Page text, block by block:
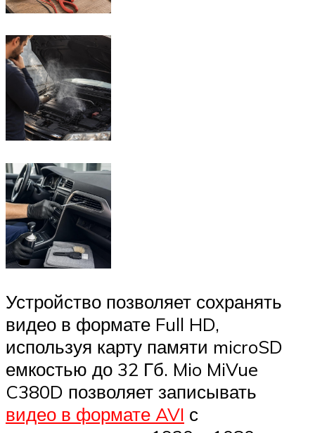
Устройство позволяет сохранять
видео в формате Full HD,
используя карту памяти microSD
емкостью до 32 Гб. Mio MiVue
C380D позволяет записывать
видео в формате AVI с